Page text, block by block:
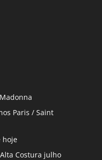
Paris / Saint
hoje
Costura julho